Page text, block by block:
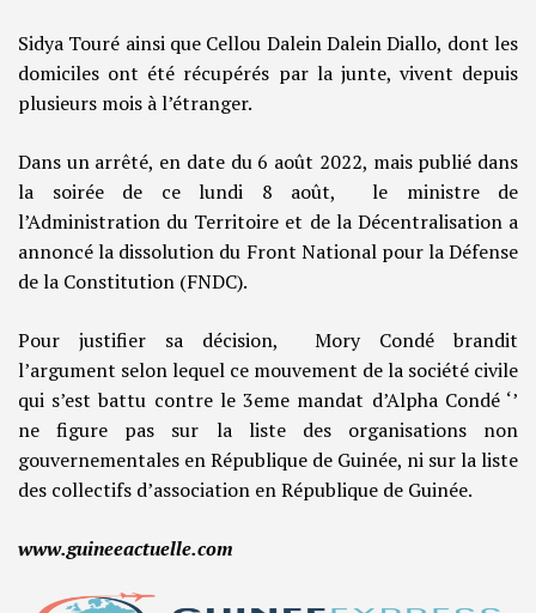
Sidya Touré ainsi que Cellou Dalein Dalein Diallo, dont les
domiciles ont été récupérés par la junte, vivent depuis
plusieurs mois à l’étranger.
Dans un arrêté, en date du 6 août 2022, mais publié dans
la soirée de ce lundi 8 août, le ministre de
l’Administration du Territoire et de la Décentralisation a
annoncé la dissolution du Front National pour la Défense
de la Constitution (FNDC).
Pour justifier sa décision, Mory Condé brandit
l’argument selon lequel ce mouvement de la société civile
qui s’est battu contre le 3eme mandat d’Alpha Condé ‘’
ne figure pas sur la liste des organisations non
gouvernementales en République de Guinée, ni sur la liste
des collectifs d’association en République de Guinée.
www.guineeactuelle.com